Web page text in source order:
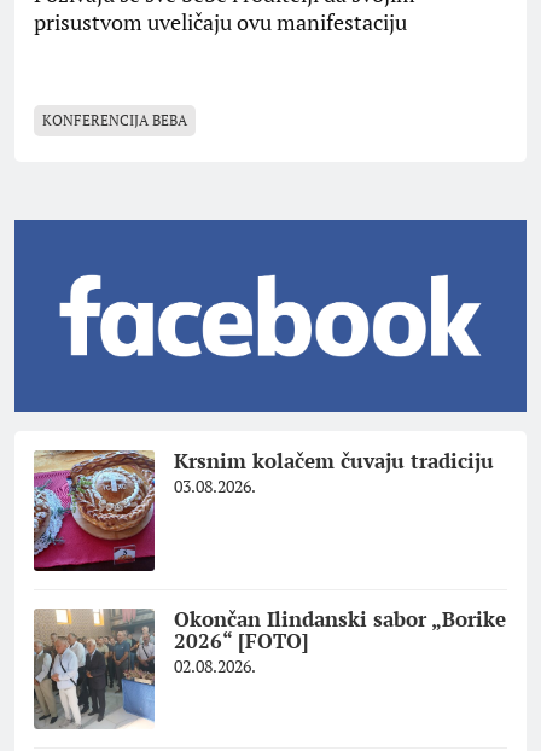
prisustvom uveličaju ovu manifestaciju
KONFERENCIJA BEBA
Krsnim kolačem čuvaju tradiciju
03.08.2026.
Okončan Ilindanski sabor „Borike
2026“ [FOTO]
02.08.2026.